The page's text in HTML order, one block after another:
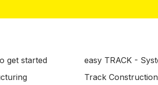
get started
easy TRACK -
Track Construction